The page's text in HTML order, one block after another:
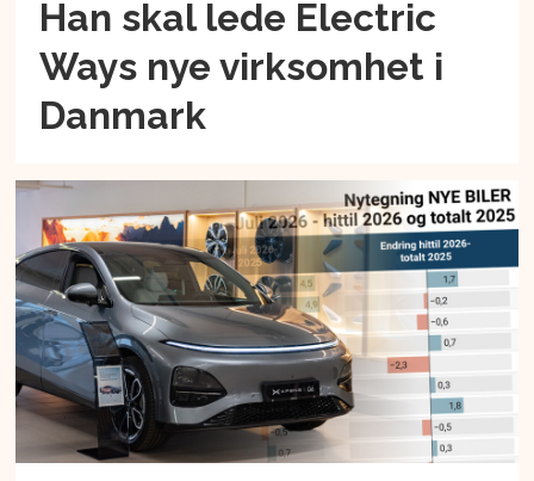
Han skal lede Electric
Ways nye virksomhet i
Danmark